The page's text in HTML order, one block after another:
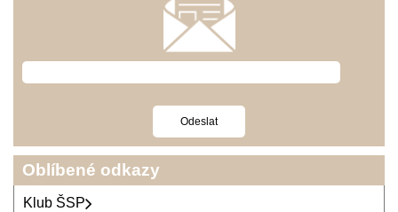
Oblíbené odkazy
Klub ŠSP